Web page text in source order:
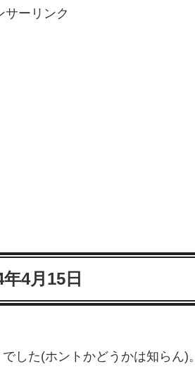
サーリンク
4月15日
した(ホントかどうかは知らん)。